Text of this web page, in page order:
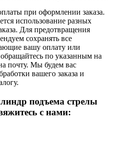
при оформлении заказа.
использование разных
Для предотвращения
сохранять все
вашу оплату или
по указанным на
почту. Мы будем вас
вашего заказа и
подъема стрелы
с нами: